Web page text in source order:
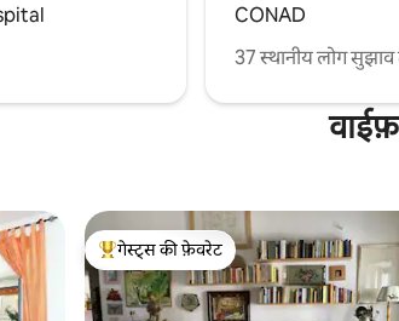
CONAD
37 स्थानीय लोग सुझाव
गेस्ट्स का टॉप फ़ेवरेट
गेस्ट्स की फ़ेवरेट